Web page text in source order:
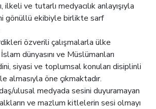
ilkeli ve tutarlı medyacılık anlayışıyla
gönüllü ekibiyle birlikte sarf
özverili çalışmalarla ülke
dünyasını ve Müslümanları
siyasi ve toplumsal konuları disiplinli
almasıyla öne çıkmaktadır.
ulusal medyada sesini duyuramayan
ve mazlum kitlelerin sesi olmayı